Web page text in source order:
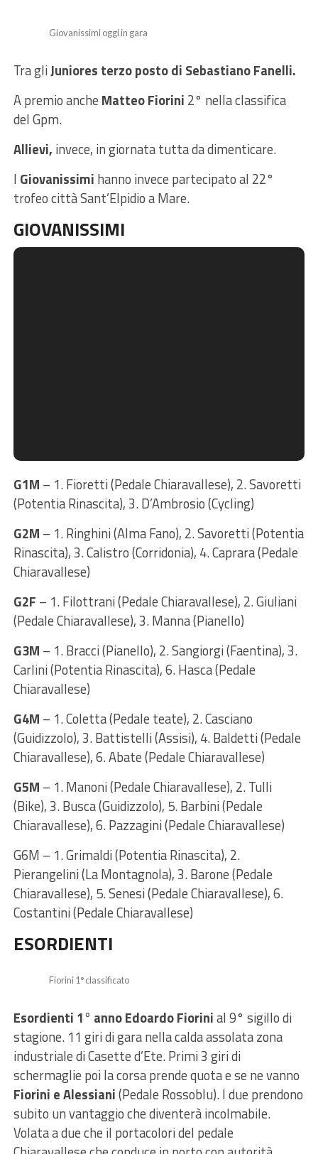
Giovanissimi oggi in gara
Tra gliJuniores terzo posto di Sebastiano Fanelli.
A premio anche Matteo Fiorini 2° nella classifica
del Gpm.
Allievi, invece, in giornata tutta da dimenticare.
I Giovanissimi hanno invece partecipato al 22°
trofeo città Sant’Elpidio a Mare.
GIOVANISSIMI
G1M – 1. Fioretti (Pedale Chiaravallese), 2. Savoretti
(Potentia Rinascita), 3. D’Ambrosio (Cycling)
G2M – 1. Ringhini (Alma Fano), 2. Savoretti (Potentia
Rinascita), 3. Calistro (Corridonia), 4. Caprara (Pedale
Chiaravallese)
G2F – 1. Filottrani (Pedale Chiaravallese), 2. Giuliani
(Pedale Chiaravallese), 3. Manna (Pianello)
G3M – 1. Bracci (Pianello), 2. Sangiorgi (Faentina), 3.
Carlini (Potentia Rinascita), 6. Hasca (Pedale
Chiaravallese)
G4M – 1. Coletta (Pedale teate), 2. Casciano
(Guidizzolo), 3. Battistelli (Assisi), 4. Baldetti (Pedale
Chiaravallese), 6. Abate (Pedale Chiaravallese)
G5M – 1. Manoni (Pedale Chiaravallese), 2. Tulli
(Bike), 3. Busca (Guidizzolo), 5. Barbini (Pedale
Chiaravallese), 6. Pazzagini (Pedale Chiaravallese)
G6M – 1. Grimaldi (Potentia Rinascita), 2.
Pierangelini (La Montagnola), 3. Barone (Pedale
Chiaravallese), 5. Senesi (Pedale Chiaravallese), 6.
Costantini (Pedale Chiaravallese)
ESORDIENTI
Fiorini 1° classificato
Esordienti 1° annoEdoardo Fiorinial 9° sigillo di
stagione. 11 giri di gara nella calda assolata zona
industriale di Casette d’Ete. Primi 3 giri di
schermaglie poi la corsa prende quota e se ne vanno
Fiorini e Alessiani(Pedale Rossoblu). I due prendono
subito un vantaggio che diventerà incolmabile.
Volata a due che il portacolori del pedale